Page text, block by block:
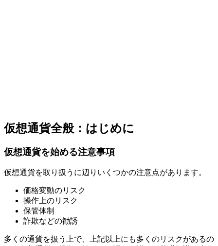
仮想通貨全般：はじめに
仮想通貨を始める注意事項
仮想通貨を取り扱うに辺りいくつかの注意点があります。
価格変動のリスク
操作上のリスク
保管体制
詐欺などの勧誘
多くの通貨を扱う上で、上記以上にも多くのリスクがあるの